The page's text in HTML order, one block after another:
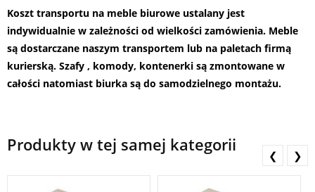
Koszt transportu na meble biurowe ustalany jest
indywidualnie w zależności od wielkości zamówienia. Meble
są dostarczane naszym transportem lub na paletach firmą
kurierską. Szafy , komody, kontenerki są zmontowane w
całości natomiast biurka są do samodzielnego montażu.
Produkty w tej samej kategorii
❮ ❯